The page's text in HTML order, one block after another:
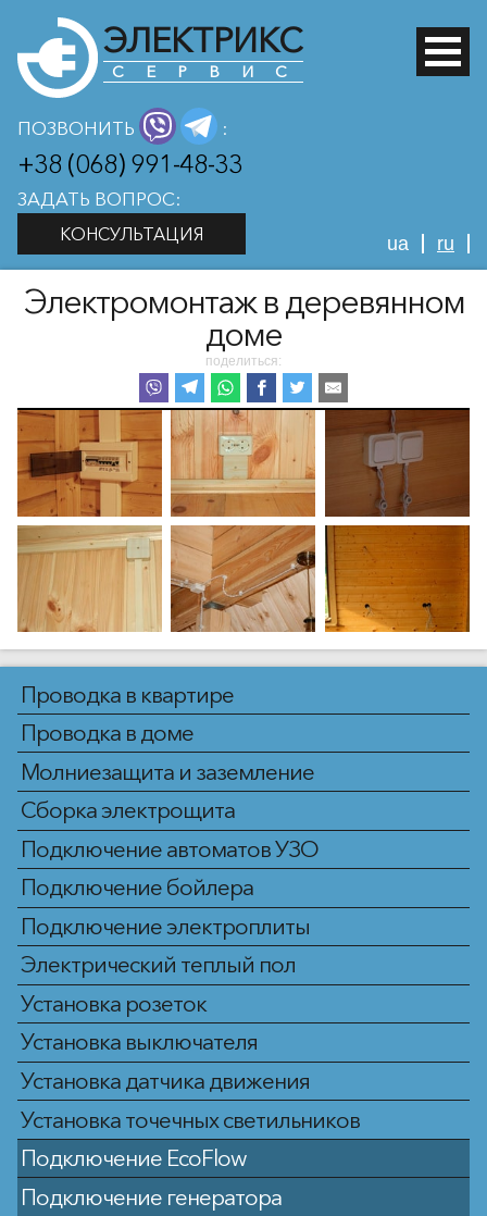
ЭЛЕКТРИКС
СЕРВИС
ЗАДАТЬ ВОПРОС:
КОНСУЛЬТАЦИЯ
ПОЗВОНИТЬ :
+38 (068) 991-48-33
Проводка в квартире
Проводка в доме
Молниезащита и заземление
Сборка электрощита
Подключение автоматов УЗО
Подключение бойлера
Подключение электроплиты
Электрический теплый пол
Установка розеток
Установка выключателя
Установка датчика движения
Установка точечных светильников
Подключение EcoFlow
Подключение генератора
Электромонтаж в деревянном
доме
ru
ua
поделиться: